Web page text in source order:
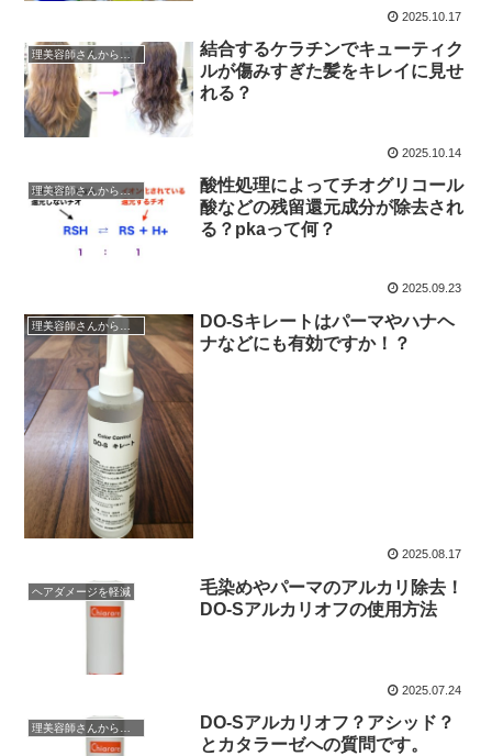
2025.10.17
結合するケラチンでキューティク
ルが傷みすぎた髪をキレイに見せ
れる？
2025.10.14
理美容師さんからの質問
酸性処理によってチオグリコール
酸などの残留還元成分が除去され
る？pkaって何？
2025.09.23
理美容師さんからの質問
DO-Sキレートはパーマやハナヘ
ナなどにも有効ですか！？
2025.08.17
ヘアダメージを軽減
毛染めやパーマのアルカリ除去！
DO-Sアルカリオフの使用方法
2025.07.24
DO-Sアルカリオフ？アシッド？
とカタラーゼへの質問です。